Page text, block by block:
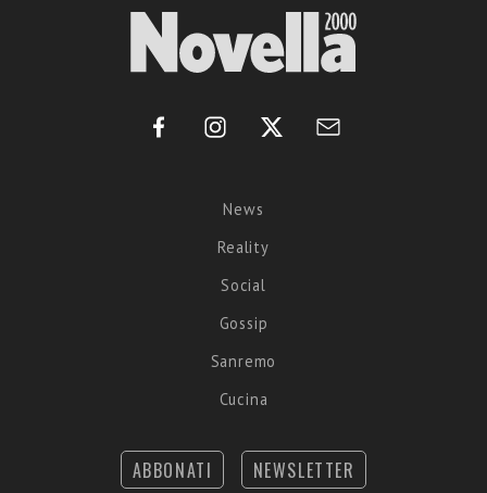
News
Reality
Social
Gossip
Sanremo
Cucina
ABBONATI NEWSLETTER